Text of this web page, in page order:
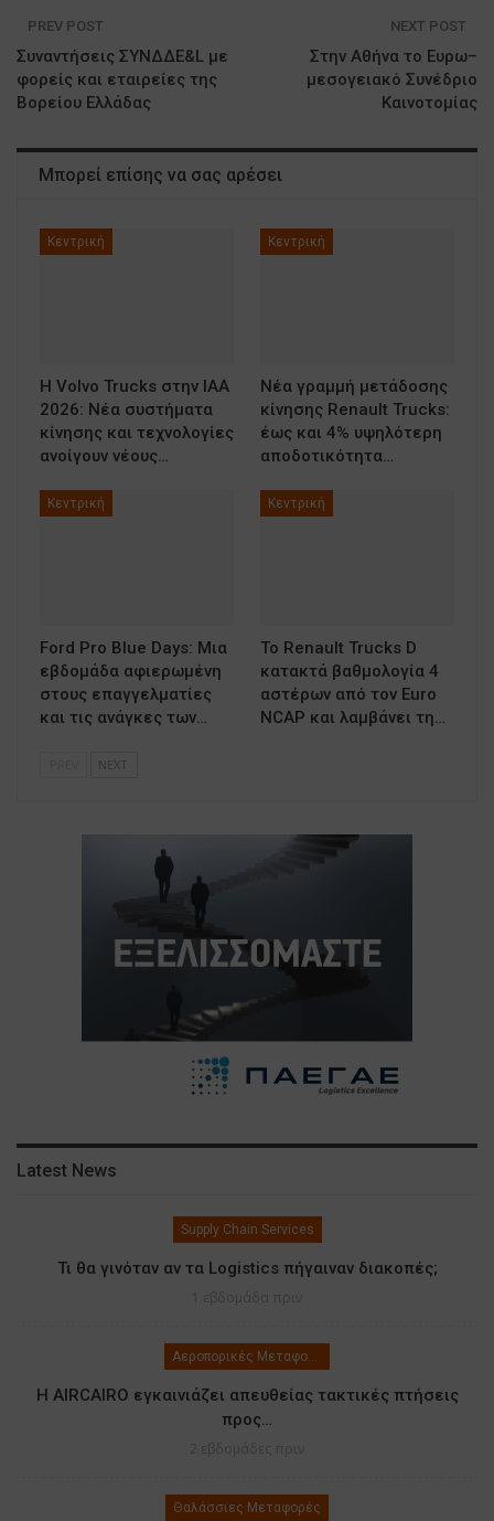
PREV POST
Συναντήσεις ΣΥΝΔΔΕ&L με
φορείς και εταιρείες της
Βορείου Ελλάδας
NEXT POST
Στην Αθήνα το Ευρω–
μεσογειακό Συνέδριο
Καινοτομίας
Μπορεί επίσης να σας αρέσει
Κεντρική
Η Volvo Trucks στην IAA
2026: Νέα συστήματα
κίνησης και τεχνολογίες
ανοίγουν νέους…
Κεντρική
Νέα γραμμή μετάδοσης
κίνησης Renault Trucks:
έως και 4% υψηλότερη
αποδοτικότητα…
Κεντρική
Ford Pro Blue Days: Μια
εβδομάδα αφιερωμένη
στους επαγγελματίες
και τις ανάγκες των…
Κεντρική
Το Renault Trucks D
κατακτά βαθμολογία 4
αστέρων από τον Euro
NCAP και λαμβάνει τη…
NEXT
Latest News
Supply Chain Services
Τι θα γινόταν αν τα Logistics πήγαιναν διακοπές;
Η AIRCAIRO εγκαινιάζει απευθείας τακτικές πτήσεις
προς…
Θαλάσσιες Μεταφορές